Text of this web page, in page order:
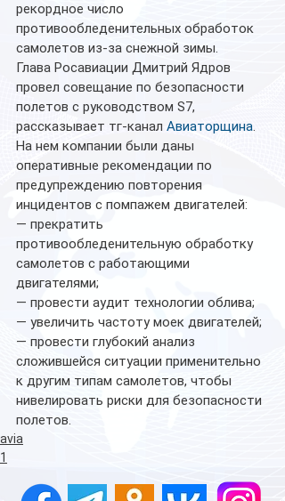
рекордное число
противообледенительных обработок
самолетов из-за снежной зимы.
Глава Росавиации Дмитрий Ядров
провел совещание по безопасности
полетов с руководством S7,
рассказывает тг-канал Авиаторщина.
На нем компании были даны
оперативные рекомендации по
предупреждению повторения
инцидентов с помпажем двигателей:
— прекратить
противообледенительную обработку
самолетов с работающими
двигателями;
— провести аудит технологии облива;
— увеличить частоту моек двигателей;
— провести глубокий анализ
сложившейся ситуации применительно
к другим типам самолетов, чтобы
нивелировать риски для безопасности
полетов.
avia
1